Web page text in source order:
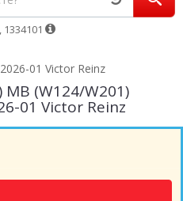
01 Victor Reinz
(W124/W201)
01 Victor Reinz